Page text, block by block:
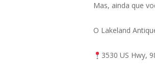
Mas, ainda que
O Lakeland
3530 US Hwy,